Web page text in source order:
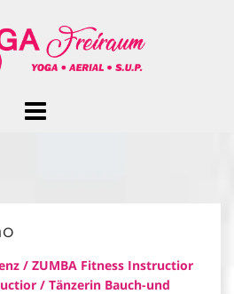
/ ZUMBA Fitness Instructior
/ Tänzerin Bauch-und